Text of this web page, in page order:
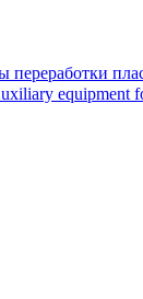
equipment